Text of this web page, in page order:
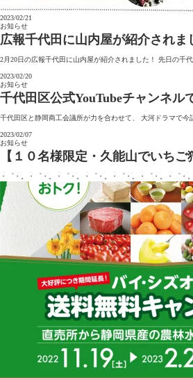
2023/02/21
お知らせ
広報千代田に山内屋が紹介されま
2月20日の広報千代田に山内屋が紹介されました！ 先日
2023/02/20
お知らせ
千代田区公式YouTubeチャンネル
千代田区と静岡商工会議所が力を合わせて、 大河ドラマで
2023/02/07
お知らせ
【１０名様限定・久能山でいち
・゜・。・゜・。・゜・。・゜・。・゜・。・゜・。・゜